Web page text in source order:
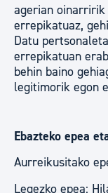
agerian
errepikatuaz,
Datu
errepikatuan
behin baino
legitimorik egon
Ebazteko epea
Aurreikusitako
Legezko epea: